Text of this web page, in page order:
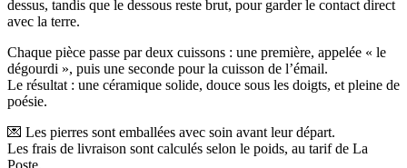
dessus, tandis que le dessous reste brut, pour garder le contact direct
avec la terre.
Chaque pièce passe par deux cuissons : une première, appelée « le
dégourdi », puis une seconde pour la cuisson de l’émail.
Le résultat : une céramique solide, douce sous les doigts, et pleine de
poésie.
💌 Les pierres sont emballées avec soin avant leur départ.
Les frais de livraison sont calculés selon le poids, au tarif de La
Poste.